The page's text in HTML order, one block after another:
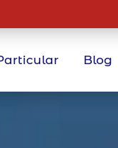
Blog